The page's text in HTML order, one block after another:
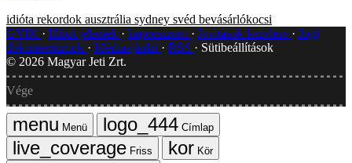
idióta rekordok ausztrália sydney svéd bevásárlókocsi
GYIK
Hibát jelentek Impresszum Javítások kezelése
Jogi
dokumentumok
Médiaajánlat RSS
Sütibeállítások
© 2026 Magyar Jeti Zrt.
Vége
Menü
Címlap
Friss
Kör